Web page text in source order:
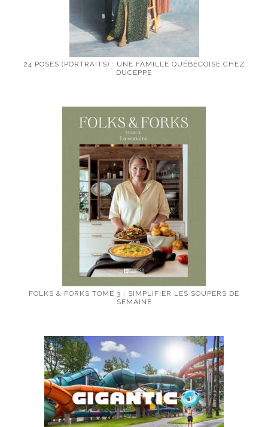
24 POSES (PORTRAITS) : UNE FAMILLE QUÉBÉCOISE CHEZ
DUCEPPE
FOLKS & FORKS TOME 3 : SIMPLIFIER LES SOUPERS DE
SEMAINE